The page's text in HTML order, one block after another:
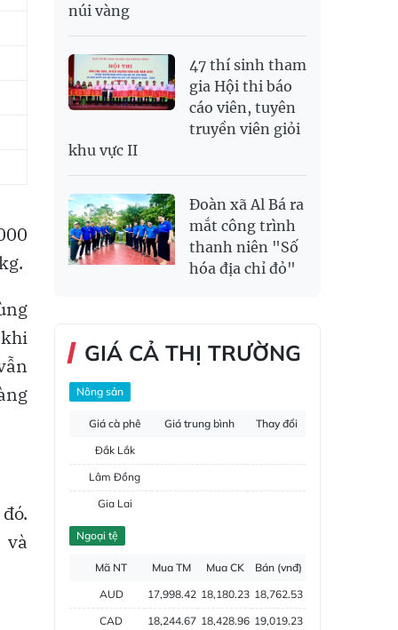
núi vàng
47 thí sinh tham
gia Hội thi báo
cáo viên, tuyên
truyền viên giỏi
khu vực II
Đoàn xã Al Bá ra
mắt công trình
thanh niên "Số
hóa địa chỉ đỏ"
GIÁ CẢ THỊ TRƯỜNG
Nông sản
Giá cà phê Giá trung bình
Thay đổi
Đắk Lắk
Lâm Đồng
Gia Lai
Đắk Nông
Ngoại tệ
Mã NT Mua TM Mua CK
Bán (vnđ)
AUD
17,998.42 18,180.23 18,762.53
CAD
18,244.67 18,428.96 19,019.23